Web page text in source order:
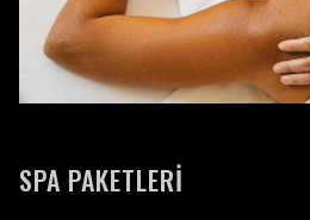
SPA PAKETLERI